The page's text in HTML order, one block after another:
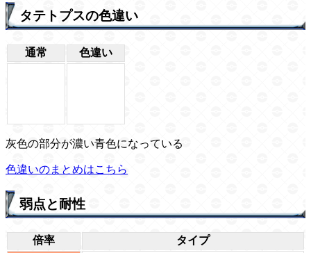
タテトプスの色違い
通常 色違い
灰色の部分が濃い青色になっている
色違いのまとめはこちら
弱点と耐性
倍率
タイプ